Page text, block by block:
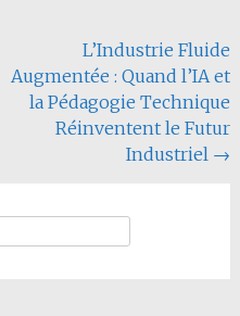
L’Industrie Fluide
Augmentée : Quand l’IA et
la Pédagogie Technique
Réinventent le Futur
Industriel →